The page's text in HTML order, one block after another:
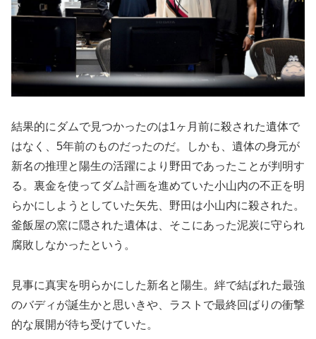
結果的にダムで見つかったのは1ヶ月前に殺された遺体で
はなく、5年前のものだったのだ。しかも、遺体の身元が
新名の推理と陽生の活躍により野田であったことが判明す
る。裏金を使ってダム計画を進めていた小山内の不正を明
らかにしようとしていた矢先、野田は小山内に殺された。
釜飯屋の窯に隠された遺体は、そこにあった泥炭に守られ
腐敗しなかったという。
見事に真実を明らかにした新名と陽生。絆で結ばれた最強
のバディが誕生かと思いきや、ラストで最終回ばりの衝撃
的な展開が待ち受けていた。